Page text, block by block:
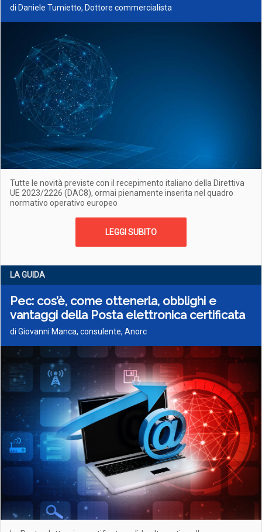
di Daniele Tumietto, Dottore commercialista
Tutte le novità previste con il recepimento italiano della Direttiva
UE 2023/2226 (DAC8), ormai pienamente inserita nel quadro
normativo operativo europeo
LEGGI SUBITO
LA GUIDA
Pec: cos’è, come ottenerla, obblighi e
vantaggi della Posta elettronica certificata
di Giovanni Manca, consulente, Anorc